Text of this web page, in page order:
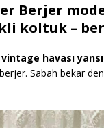
Berjer
koltuk –
havası
Sabah bekar